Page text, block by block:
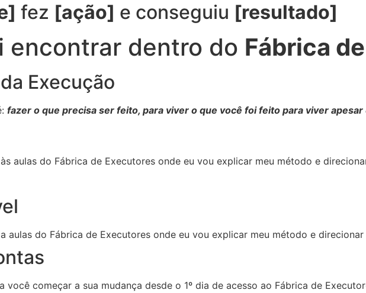
fez [ação] e conseguiu [resultado]
encontrar dentro do Fábrica
Execução
fazer o que precisa ser feito, para viver o que você foi feito para viver
aulas do Fábrica de Executores onde eu vou explicar meu método e
aulas do Fábrica de Executores onde eu vou explicar meu método e
você começar a sua mudança desde o 1º dia de acesso ao Fábrica de